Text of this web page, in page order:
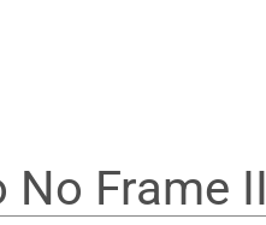
No Frame II